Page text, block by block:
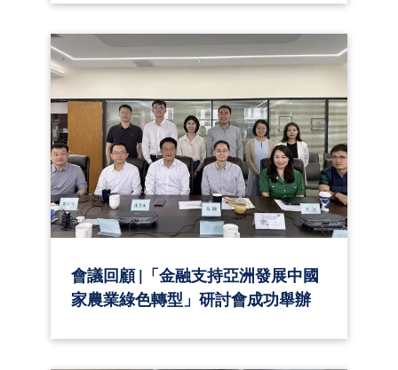
會議回顧 |「金融支持亞洲發展中國
家農業綠色轉型」研討會成功舉辦